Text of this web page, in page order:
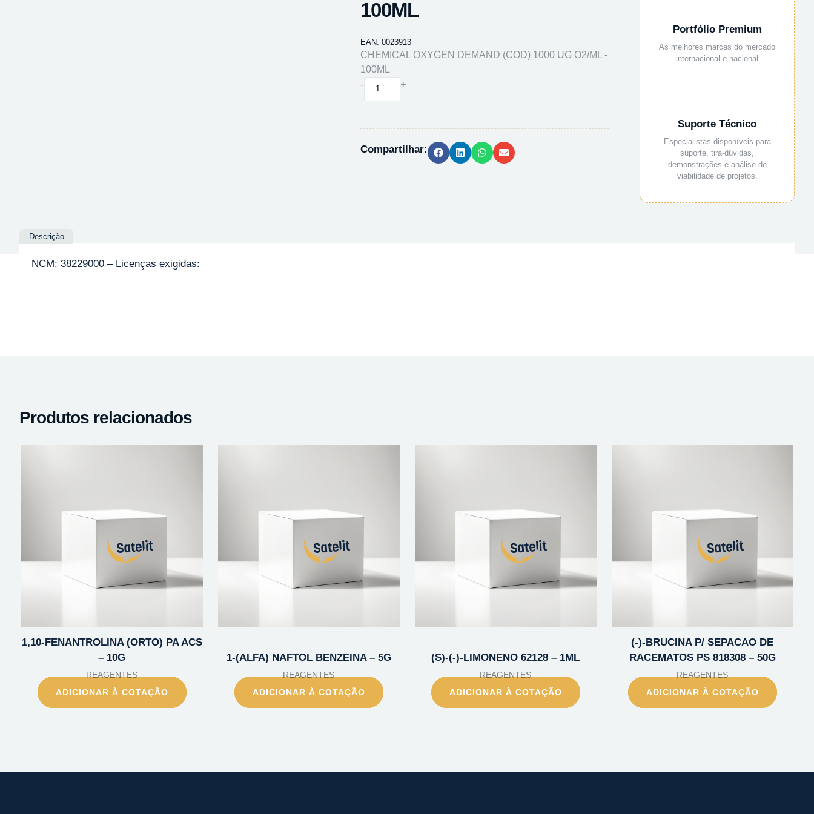
100ML
EAN: 0023913
CHEMICAL OXYGEN DEMAND (COD) 1000 UG O2/ML -
100ML
-
CHEMICAL
OXYGEN
(COD)
1000
+
Compartilhar:
Portfólio Premium
As melhores marcas do mercado
internacional e nacional
Suporte Técnico
Especialistas disponíveis para
suporte, tira-dúvidas,
demonstrações e análise de
viabilidade de projetos.
Descrição
NCM: 38229000 – Licenças exigidas:
Produtos relacionados
1,10-FENANTROLINA (ORTO) PA ACS
– 10G
REAGENTES
ADICIONAR À COTAÇÃO
1-(ALFA) NAFTOL BENZEINA – 5G
REAGENTES
ADICIONAR À COTAÇÃO
(S)-(-)-LIMONENO 62128 – 1ML
REAGENTES
ADICIONAR À COTAÇÃO
(-)-BRUCINA P/ SEPACAO DE
RACEMATOS PS 818308 – 50G
REAGENTES
ADICIONAR À COTAÇÃO